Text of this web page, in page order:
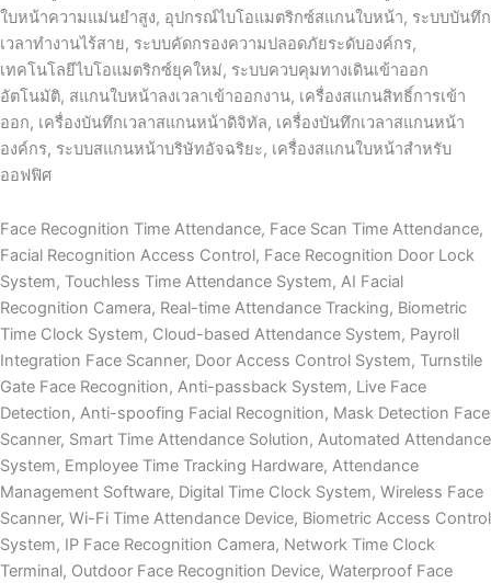
ใบหน้าความแม่นยำสูง, อุปกรณ์ไบโอแมตริกซ์สแกนใบหน้า, ระบบบันทึก
เวลาทำงานไร้สาย, ระบบคัดกรองความปลอดภัยระดับองค์กร,
เทคโนโลยีไบโอแมตริกซ์ยุคใหม่, ระบบควบคุมทางเดินเข้าออก
อัตโนมัติ, สแกนใบหน้าลงเวลาเข้าออกงาน, เครื่องสแกนสิทธิ์การเข้า
ออก, เครื่องบันทึกเวลาสแกนหน้าดิจิทัล, เครื่องบันทึกเวลาสแกนหน้า
องค์กร, ระบบสแกนหน้าบริษัทอัจฉริยะ, เครื่องสแกนใบหน้าสำหรับ
ออฟฟิศ
Face Recognition Time Attendance, Face Scan Time Attendance,
Facial Recognition Access Control, Face Recognition Door Lock
System, Touchless Time Attendance System, AI Facial
Recognition Camera, Real-time Attendance Tracking, Biometric
Time Clock System, Cloud-based Attendance System, Payroll
Integration Face Scanner, Door Access Control System, Turnstile
Gate Face Recognition, Anti-passback System, Live Face
Detection, Anti-spoofing Facial Recognition, Mask Detection Face
Scanner, Smart Time Attendance Solution, Automated Attendance
System, Employee Time Tracking Hardware, Attendance
Management Software, Digital Time Clock System, Wireless Face
Scanner, Wi-Fi Time Attendance Device, Biometric Access Control
System, IP Face Recognition Camera, Network Time Clock
Terminal, Outdoor Face Recognition Device, Waterproof Face